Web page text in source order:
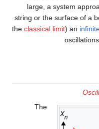
large, a system
string or the surface of a
the classical limit) an
The